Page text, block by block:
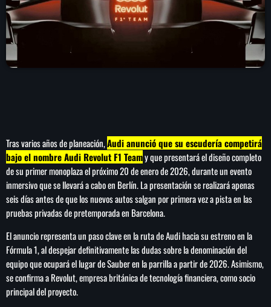
play_arrow LA CAMPESINA 104.5 FM
NOTAS
PROGRAMACIÓN keyboard_arrow_down
LOCUCIÓN (TALENTO AL AIRE)
RANKING
COMUNÍCATE
PUBLICIDAD
HISTORIA
Tras varios años de planeación,Audi anunció que su escudería competirá
bajo el nombre Audi Revolut F1 Teamy que presentará el diseño completo
de su primer monoplaza el próximo 20 de enero de 2026, durante un evento
inmersivo que se llevará a cabo en Berlín. La presentación se realizará apenas
seis días antes de que los nuevos autos salgan por primera vez a pista en las
pruebas privadas de pretemporada en Barcelona.
El anuncio representa un paso clave en la ruta de Audi hacia su estreno en la
Fórmula 1, al despejar definitivamente las dudas sobre la denominación del
equipo que ocupará el lugar de Sauber en la parrilla a partir de 2026. Asimismo,
se confirma a Revolut, empresa británica de tecnología financiera, como socio
principal del proyecto.